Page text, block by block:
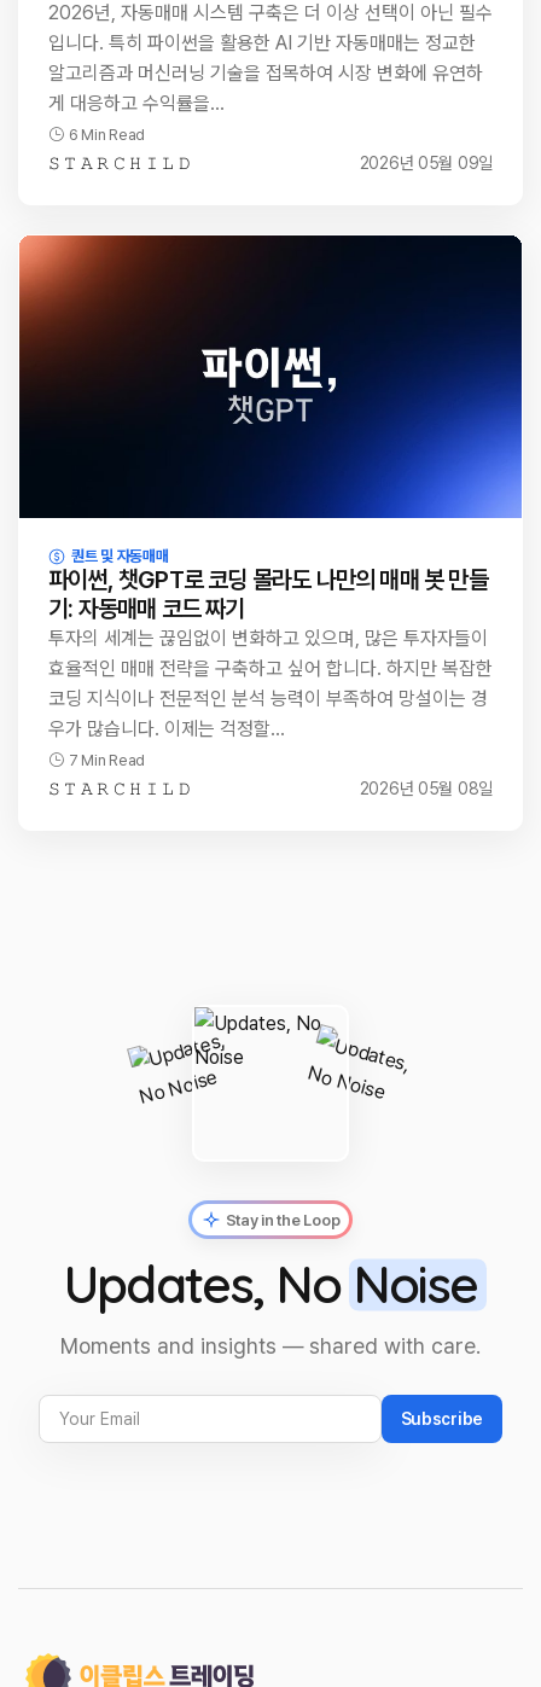
2026년, 자동매매 시스템 구축은 더 이상 선택이 아닌 필수
입니다. 특히 파이썬을 활용한 AI 기반 자동매매는 정교한
알고리즘과 머신러닝 기술을 접목하여 시장 변화에 유연하
게 대응하고 수익률을…
6 Min Read
𝚂 𝚃 𝙰 𝚁 𝙲 𝙷 𝙸 𝙻 𝙳 2026년 05월 09일
퀀트 및 자동매매
파이썬, 챗GPT로 코딩 몰라도 나만의 매매 봇 만들
기: 자동매매 코드 짜기
투자의 세계는 끊임없이 변화하고 있으며, 많은 투자자들이
효율적인 매매 전략을 구축하고 싶어 합니다. 하지만 복잡한
코딩 지식이나 전문적인 분석 능력이 부족하여 망설이는 경
우가 많습니다. 이제는 걱정할…
7 Min Read
𝚂 𝚃 𝙰 𝚁 𝙲 𝙷 𝙸 𝙻 𝙳 2026년 05월 08일
Stay in the Loop
Updates, NoNoise
Moments and insights — shared with care.
Subscribe